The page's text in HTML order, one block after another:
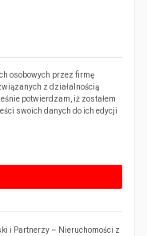
osobowych przez firmę
z działalnością
potwierdzam, iż zostałem
swoich danych do ich edycji
i Partnerzy – Nieruchomości z